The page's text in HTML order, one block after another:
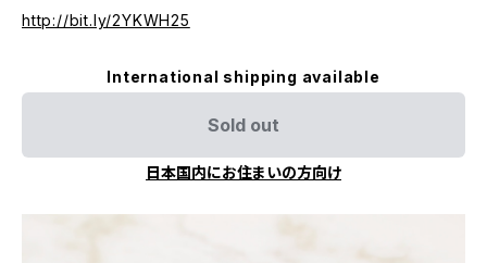
http://bit.ly/2YKWH25
International shipping available
Sold out
日本国内にお住まいの方向け